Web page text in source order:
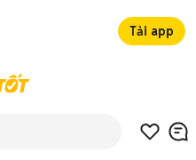
Tải app